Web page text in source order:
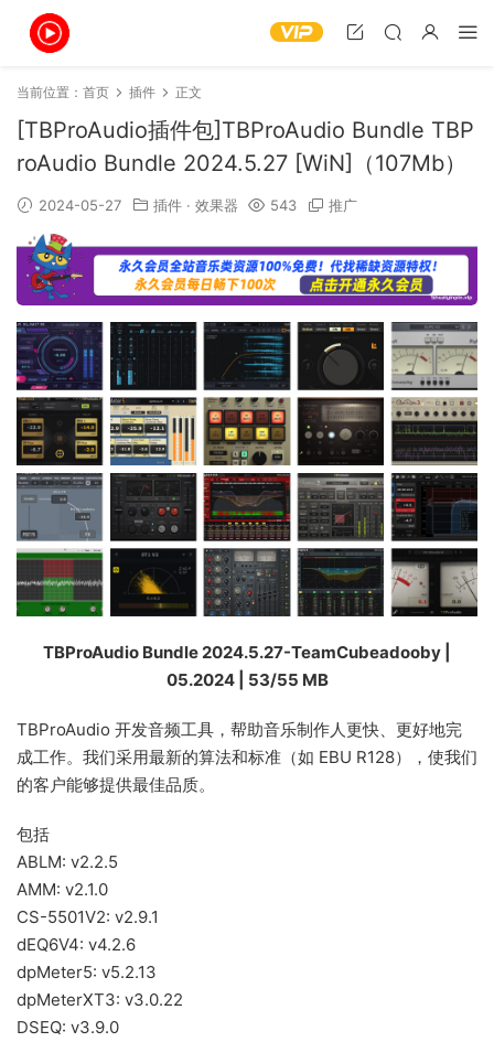
当前位置： 首页 插件 正文
[TBProAudio插件包]TBProAudio Bundle TBP
roAudio Bundle 2024.5.27 [WiN]（107Mb）
2024-05-27 插件 · 效果器 543 推广
TBProAudio Bundle 2024.5.27-TeamCubeadooby |
05.2024 | 53/55 MB
TBProAudio 开发音频工具，帮助音乐制作人更快、更好地完
成工作。我们采用最新的算法和标准（如 EBU R128），使我们
的客户能够提供最佳品质。
包括
ABLM: v2.2.5
AMM: v2.1.0
CS-5501V2: v2.9.1
dEQ6V4: v4.2.6
dpMeter5: v5.2.13
dpMeterXT3: v3.0.22
DSEQ: v3.9.0